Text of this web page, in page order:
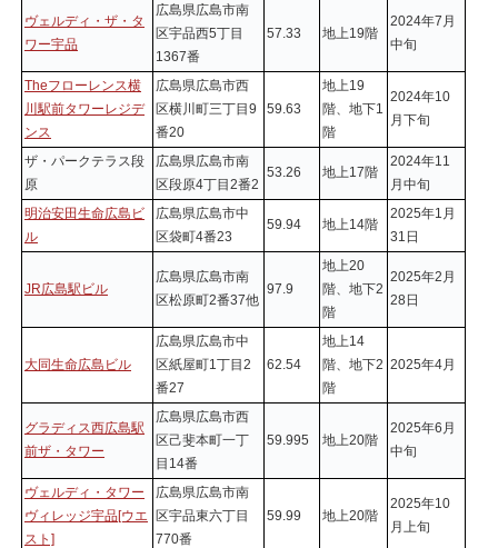
ヴェルディ・ザ・タ
ワー宇品
広島県広島市南
区宇品西5丁目
1367番
57.33 地上19階
2024年7月
中旬
Theフローレンス横
川駅前タワーレジデ
ンス
広島県広島市西
区横川町三丁目9
番20
59.63
地上19
階、地下1
階
2024年10
月下旬
ザ・パークテラス段
原
広島県広島市南
区段原4丁目2番2
53.26 地上17階
2024年11
月中旬
明治安田生命広島ビ
ル
広島県広島市中
区袋町4番23
59.94 地上14階
2025年1月
31日
JR広島駅ビル
広島県広島市南
区松原町2番37他
97.9
地上20
階、地下2
階
2025年2月
28日
大同生命広島ビル
広島県広島市中
区紙屋町1丁目2
番27
62.54
地上14
階、地下2
階
2025年4月
グラディス西広島駅
前ザ・タワー
広島県広島市西
区己斐本町一丁
目14番
59.995 地上20階
2025年6月
中旬
ヴェルディ・タワー
ヴィレッジ宇品[ウエ
スト]
広島県広島市南
区宇品東六丁目
770番
59.99 地上20階
2025年10
月上旬